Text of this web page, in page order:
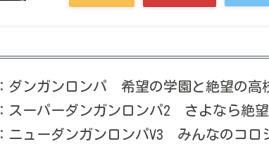
：ダンガンロンパ 希望の学園と絶望の高
：スーパーダンガンロンパ2 さよなら絶
：ニューダンガンロンパV3 みんなのコロ